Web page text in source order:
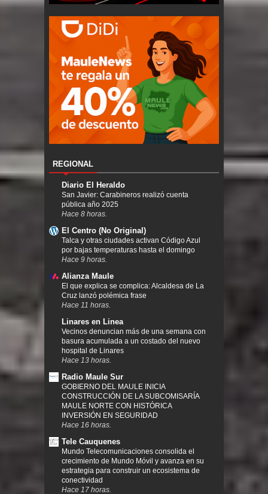
REGIONAL
Diario El Heraldo
San Javier: Carabineros realizó cuenta
pública año 2025
Hace 8 horas.
El Centro (No Original)
Talca y otras ciudades activan Código Azul
por bajas temperaturas hasta el domingo
Hace 9 horas.
Alianza Maule
El que explica se complica: Alcaldesa de La
Cruz lanzó polémica frase
Hace 11 horas.
Linares en Linea
Vecinos denuncian más de una semana con
basura acumulada a un costado del nuevo
hospital de Linares
Hace 13 horas.
Radio Maule Sur
GOBIERNO DEL MAULE INICIA
CONSTRUCCIÓN DE LA SUBCOMISARÍA
MAULE NORTE CON HISTÓRICA
INVERSIÓN EN SEGURIDAD
Hace 16 horas.
Tele Cauquenes
Mundo Telecomunicaciones consolida el
crecimiento de Mundo Móvil y avanza en su
estrategia para construir un ecosistema de
conectividad
Hace 17 horas.